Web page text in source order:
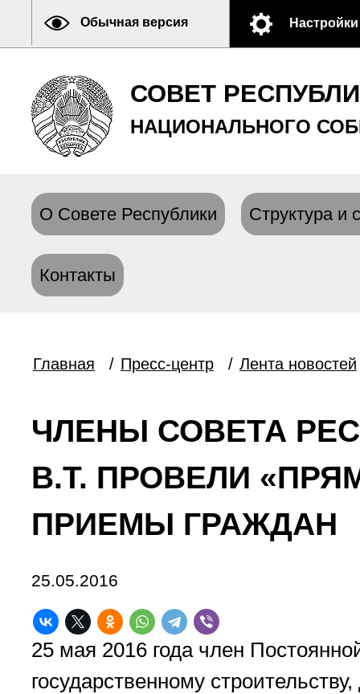
Обычная версия Настройки
СОВЕТ
НАЦИОНАЛЬНОГО
О Совете Республики Структура и
Контакты
Главная / Пресс-центр / Лента новостей
ЧЛЕНЫ СОВЕТА
В.Т. ПРОВЕЛИ
ПРИЕМЫ ГРАЖДАН
25.05.2016
25 мая 2016 года член
государственному